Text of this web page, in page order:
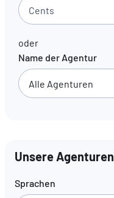
oder
Name der Agentur
Unsere Agenturen
Sprachen